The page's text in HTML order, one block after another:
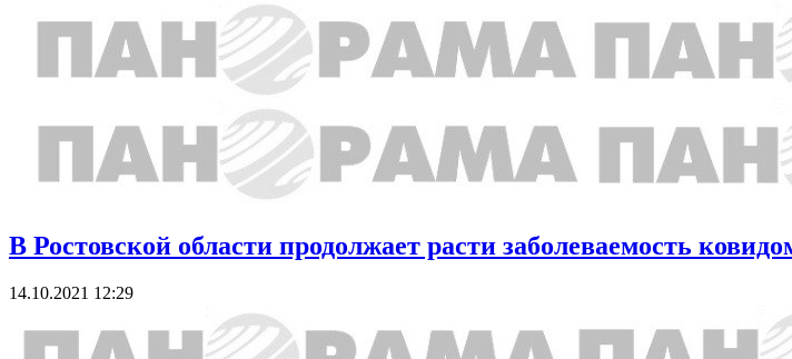
В Ростовской области продолжает расти заболеваемость
14.10.2021 12:29